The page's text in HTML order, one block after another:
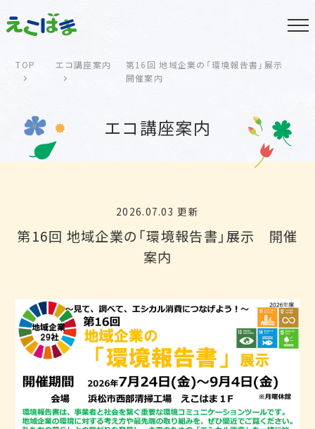
TOP エコ講座案内
第16回 地域企業の「環境報告書」展示
開催案内
エコ講座案内
2026.07.03 更新
第16回 地域企業の「環境報告書」展示 開催
案内